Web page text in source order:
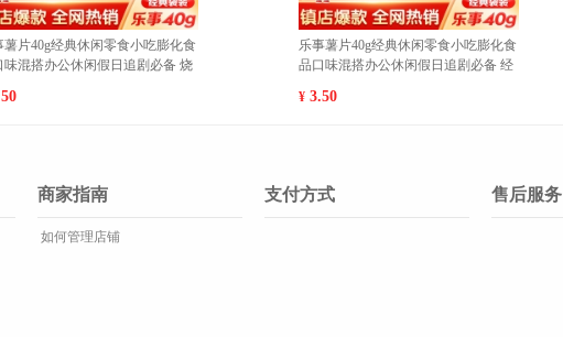
脆面袋装20g/袋休闲膨化零
充饥即食方便面 吮指嫩牛排
魔法士干脆面袋装20g/袋休闲膨化零
食品干吃充饥即食方便面 香烤鸡翅10
7.00
商家指南
如何管理店铺
支付方式 售后服务